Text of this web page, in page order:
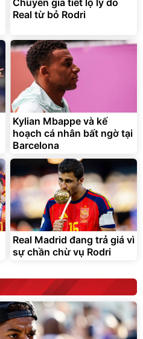
Xe đạp điện trợ lực G-
Force C14 gấp gọn bỏ cốp
tiện lợi
9.900.000đ
7.092.000đ
Đang xem nhiều
G-FORCE VIETNA
Chuyên gia tiết lộ lý do
Real từ bỏ Rodri
Kylian Mbappe và kế
hoạch cá nhân bất ngờ tại
Barcelona
Real Madrid đang trả giá vì
sự chần chừ vụ Rodri